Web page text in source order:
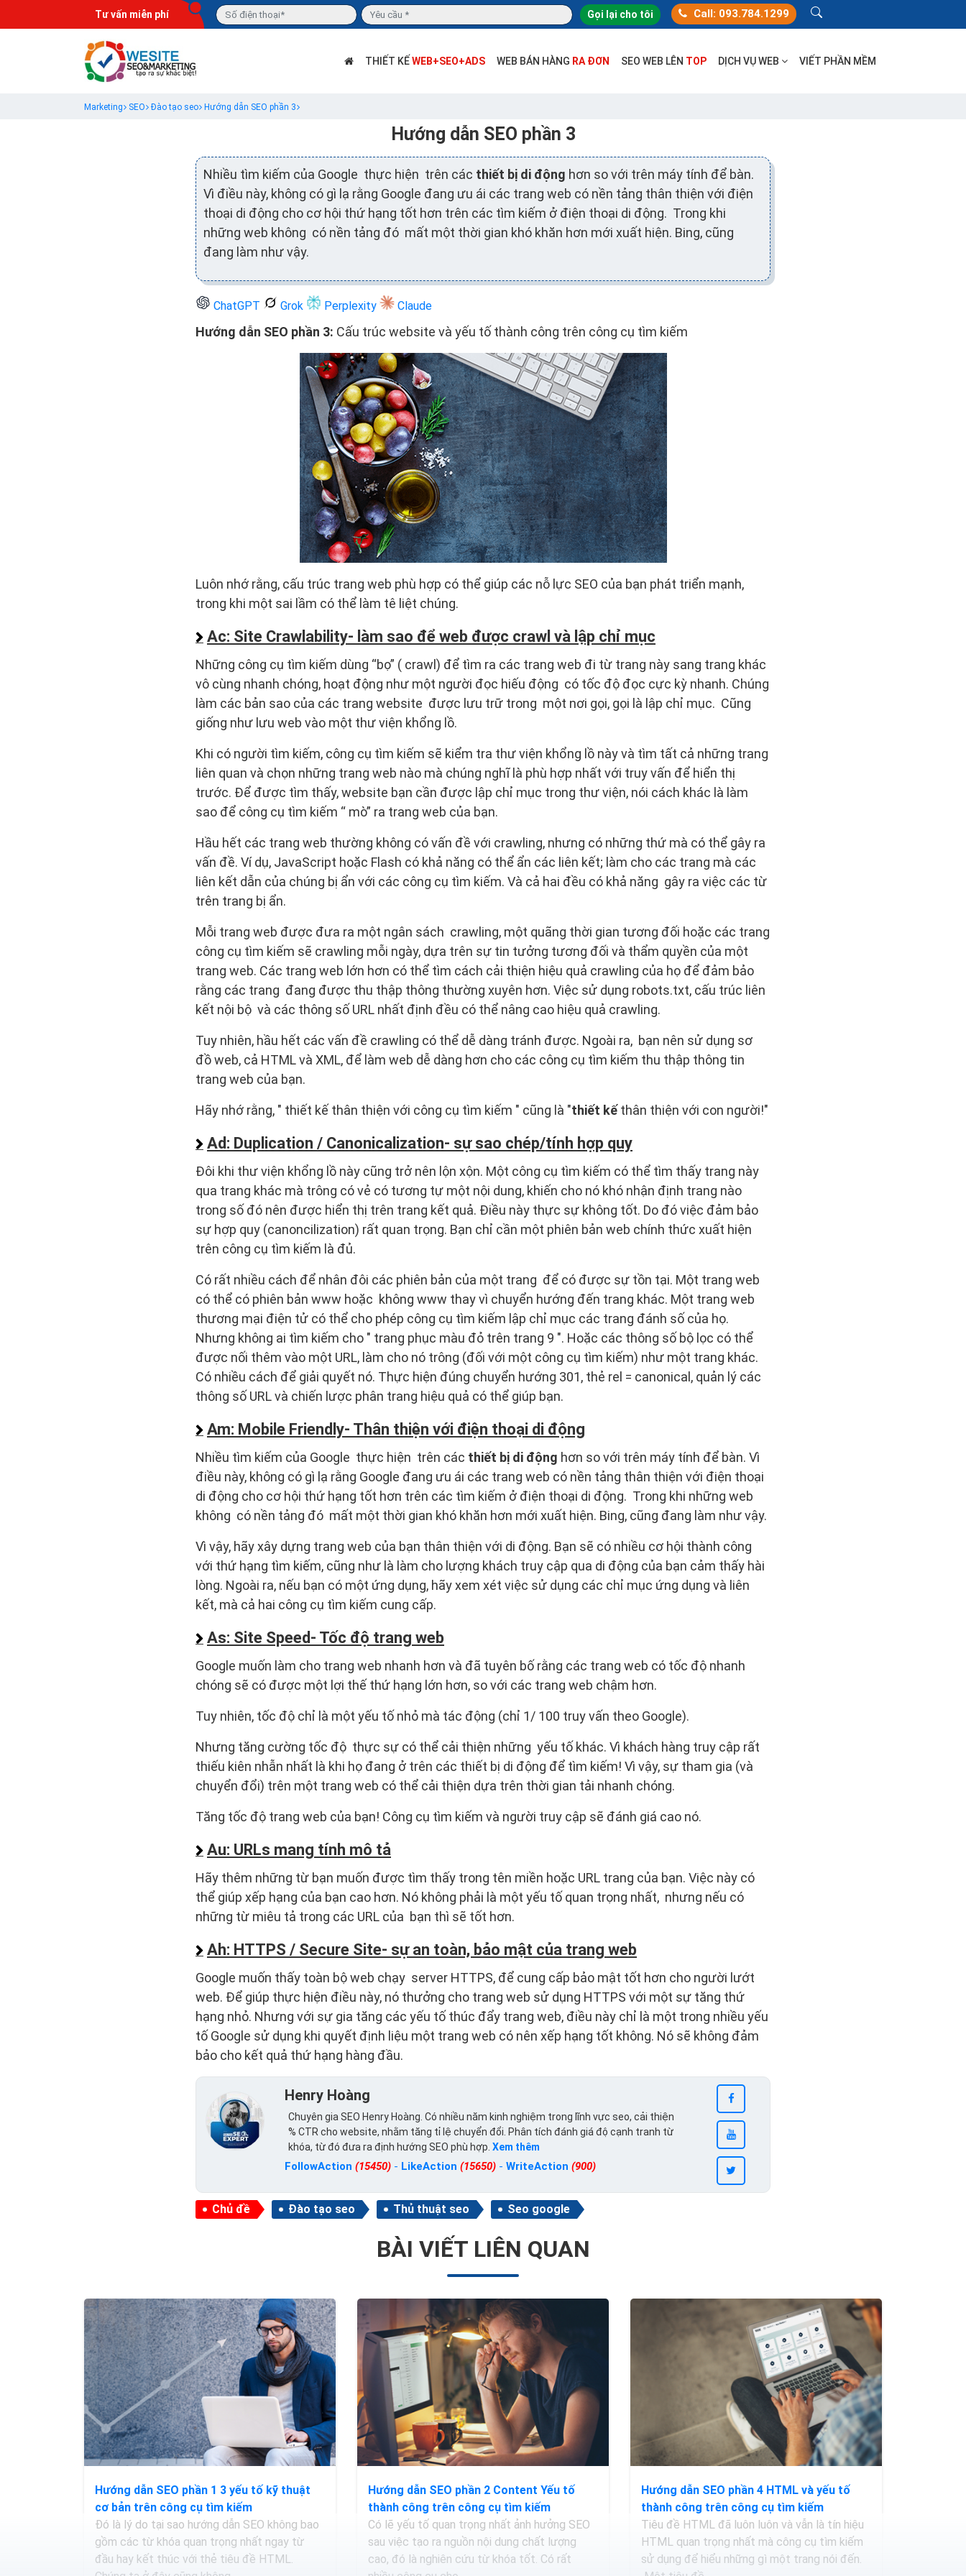
Tư vấn miễn phí Gọi lại cho tôi Call: 093.784.1299
THIẾT KẾWEB+SEO+ADS WEB BÁN HÀNG RA ĐƠN SEO WEB LÊN TOP DỊCH VỤ WEB VIẾT PHẦN MỀM
Marketing SEO Đào tạo seo Hướng dẫn SEO phần 3
Hướng dẫn SEO phần 3
Nhiều tìm kiếm của Google thực hiện trên các thiết bị di động hơn so với trên máy tính để bàn.
Vì điều này, không có gì lạ rằng Google đang ưu ái các trang web có nền tảng thân thiện với điện
thoại di động cho cơ hội thứ hạng tốt hơn trên các tìm kiếm ở điện thoại di động. Trong khi
những web không có nền tảng đó mất một thời gian khó khăn hơn mới xuất hiện. Bing, cũng
đang làm như vậy.
ChatGPT Grok Perplexity Claude
Hướng dẫn SEO phần 3: Cấu trúc website và yếu tố thành công trên công cụ tìm kiếm
Luôn nhớ rằng, cấu trúc trang web phù hợp có thể giúp các nỗ lực SEO của bạn phát triển mạnh,
trong khi một sai lầm có thể làm tê liệt chúng.
Ac: Site Crawlability- làm sao để web được crawl và lập chỉ mục
Những công cụ tìm kiếm dùng “bọ” ( crawl) để tìm ra các trang web đi từ trang này sang trang khác
vô cùng nhanh chóng, hoạt động như một người đọc hiếu động có tốc độ đọc cực kỳ nhanh. Chúng
làm các bản sao của các trang website được lưu trữ trong một nơi gọi, gọi là lập chỉ mục. Cũng
giống như lưu web vào một thư viện khổng lồ.
Khi có người tìm kiếm, công cụ tìm kiếm sẽ kiểm tra thư viện khổng lồ này và tìm tất cả những trang
liên quan và chọn những trang web nào mà chúng nghĩ là phù hợp nhất với truy vấn để hiển thị
trước. Để được tìm thấy, website bạn cần được lập chỉ mục trong thư viện, nói cách khác là làm
sao để công cụ tìm kiếm “ mò” ra trang web của bạn.
Hầu hết các trang web thường không có vấn đề với crawling, nhưng có những thứ mà có thể gây ra
vấn đề. Ví dụ, JavaScript hoặc Flash có khả năng có thể ẩn các liên kết; làm cho các trang mà các
liên kết dẫn của chúng bị ẩn với các công cụ tìm kiếm. Và cả hai đều có khả năng gây ra việc các từ
trên trang bị ẩn.
Mỗi trang web được đưa ra một ngân sách crawling, một quãng thời gian tương đối hoặc các trang
công cụ tìm kiếm sẽ crawling mỗi ngày, dựa trên sự tin tưởng tương đối và thẩm quyền của một
trang web. Các trang web lớn hơn có thể tìm cách cải thiện hiệu quả crawling của họ để đảm bảo
rằng các trang đang được thu thập thông thường xuyên hơn. Việc sử dụng robots.txt, cấu trúc liên
kết nội bộ và các thông số URL nhất định đều có thể nâng cao hiệu quả crawling.
Tuy nhiên, hầu hết các vấn đề crawling có thể dễ dàng tránh được. Ngoài ra, bạn nên sử dụng sơ
đồ web, cả HTML và XML, để làm web dễ dàng hơn cho các công cụ tìm kiếm thu thập thông tin
trang web của bạn.
Hãy nhớ rằng, " thiết kế thân thiện với công cụ tìm kiếm " cũng là "thiết kếthân thiện với con người!"
Ad: Duplication / Canonicalization- sự sao chép/tính hợp quy
Đôi khi thư viện khổng lồ này cũng trở nên lộn xộn. Một công cụ tìm kiếm có thể tìm thấy trang này
qua trang khác mà trông có vẻ có tương tự một nội dung, khiến cho nó khó nhận định trang nào
trong số đó nên được hiển thị trên trang kết quả. Điều này thực sự không tốt. Do đó việc đảm bảo
sự hợp quy (canoncilization) rất quan trọng. Bạn chỉ cần một phiên bản web chính thức xuất hiện
trên công cụ tìm kiếm là đủ.
Có rất nhiều cách để nhân đôi các phiên bản của một trang để có được sự tồn tại. Một trang web
có thể có phiên bản www hoặc không www thay vì chuyển hướng đến trang khác. Một trang web
thương mại điện tử có thể cho phép công cụ tìm kiếm lập chỉ mục các trang đánh số của họ.
Nhưng không ai tìm kiếm cho " trang phục màu đỏ trên trang 9 ". Hoặc các thông số bộ lọc có thể
được nối thêm vào một URL, làm cho nó trông (đối với một công cụ tìm kiếm) như một trang khác.
Có nhiều cách để giải quyết nó. Thực hiện đúng chuyển hướng 301, thẻ rel = canonical, quản lý các
thông số URL và chiến lược phân trang hiệu quả có thể giúp bạn.
Am: Mobile Friendly- Thân thiện với điện thoại di động
Nhiều tìm kiếm của Google thực hiện trên các thiết bị di động hơn so với trên máy tính để bàn. Vì
điều này, không có gì lạ rằng Google đang ưu ái các trang web có nền tảng thân thiện với điện thoại
di động cho cơ hội thứ hạng tốt hơn trên các tìm kiếm ở điện thoại di động. Trong khi những web
không có nền tảng đó mất một thời gian khó khăn hơn mới xuất hiện. Bing, cũng đang làm như vậy.
Vì vậy, hãy xây dựng trang web của bạn thân thiện với di động. Bạn sẽ có nhiều cơ hội thành công
với thứ hạng tìm kiếm, cũng như là làm cho lượng khách truy cập qua di động của bạn cảm thấy hài
lòng. Ngoài ra, nếu bạn có một ứng dụng, hãy xem xét việc sử dụng các chỉ mục ứng dụng và liên
kết, mà cả hai công cụ tìm kiếm cung cấp.
As: Site Speed- Tốc độ trang web
Google muốn làm cho trang web nhanh hơn và đã tuyên bố rằng các trang web có tốc độ nhanh
chóng sẽ có được một lợi thế thứ hạng lớn hơn, so với các trang web chậm hơn.
Tuy nhiên, tốc độ chỉ là một yếu tố nhỏ mà tác động (chỉ 1/ 100 truy vấn theo Google).
Nhưng tăng cường tốc độ thực sự có thể cải thiện những yếu tố khác. Vì khách hàng truy cập rất
thiếu kiên nhẫn nhất là khi họ đang ở trên các thiết bị di động để tìm kiếm! Vì vậy, sự tham gia (và
chuyển đổi) trên một trang web có thể cải thiện dựa trên thời gian tải nhanh chóng.
Tăng tốc độ trang web của bạn! Công cụ tìm kiếm và người truy cập sẽ đánh giá cao nó.
Au: URLs mang tính mô tả
Hãy thêm những từ bạn muốn được tìm thấy trong tên miền hoặc URL trang của bạn. Việc này có
thể giúp xếp hạng của bạn cao hơn. Nó không phải là một yếu tố quan trọng nhất, nhưng nếu có
những từ miêu tả trong các URL của bạn thì sẽ tốt hơn.
Ah: HTTPS / Secure Site- sự an toàn, bảo mật của trang web
Google muốn thấy toàn bộ web chạy server HTTPS, để cung cấp bảo mật tốt hơn cho người lướt
web. Để giúp thực hiện điều này, nó thưởng cho trang web sử dụng HTTPS với một sự tăng thứ
hạng nhỏ. Nhưng với sự gia tăng các yếu tố thúc đẩy trang web, điều này chỉ là một trong nhiều yếu
tố Google sử dụng khi quyết định liệu một trang web có nên xếp hạng tốt không. Nó sẽ không đảm
bảo cho kết quả thứ hạng hàng đầu.
Henry Hoàng
Chuyên gia SEO Henry Hoàng. Có nhiều năm kinh nghiệm trong lĩnh vực seo, cải thiện
% CTR cho website, nhằm tăng tỉ lệ chuyển đổi. Phân tích đánh giá độ cạnh tranh từ
khóa, từ đó đưa ra định hướng SEO phù hợp. Xem thêm
FollowAction (15450) - LikeAction (15650) - WriteAction (900)
Chủ đề Đào tạo seo Thủ thuật seo Seo google
BÀI VIẾT LIÊN QUAN
Hướng dẫn SEO phần 1 3 yếu tố kỹ thuật
cơ bản trên công cụ tìm kiếm
Đó là lý do tại sao hướng dẫn SEO không bao
gồm các từ khóa quan trọng nhất ngay từ
đầu hay kết thúc với thẻ tiêu đề HTML.
Hướng dẫn SEO phần 2 Content Yếu tố
thành công trên công cụ tìm kiếm
Có lẽ yếu tố quan trọng nhất ảnh hưởng SEO
sau việc tạo ra nguồn nội dung chất lượng
cao, đó là nghiên cứu từ khóa tốt. Có rất
Hướng dẫn SEO phần 4 HTML và yếu tố
thành công trên công cụ tìm kiếm
Tiêu đề HTML đã luôn luôn và vẫn là tín hiệu
HTML quan trọng nhất mà công cụ tìm kiếm
sử dụng để hiểu những gì một trang nói đến.